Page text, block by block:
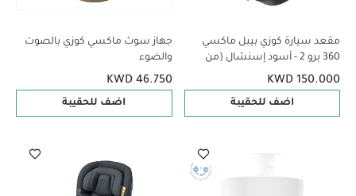
مقعد سيارة كوزي بيبل ماكسي
360 برو 2 - أسود إسنشال (من
الولادة إلى 18 شهرًا / 13 كغ تقريبًا)
KWD 150.000
اضف للحقيبة
جهاز سوث ماكسي كوزي بالصوت
والضوء
KWD 46.750
اضف للحقيبة